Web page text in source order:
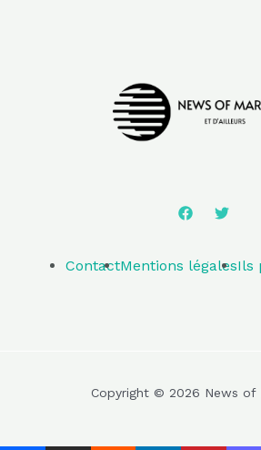
ContactMentions légalesIls
Copyright © 2026 News of